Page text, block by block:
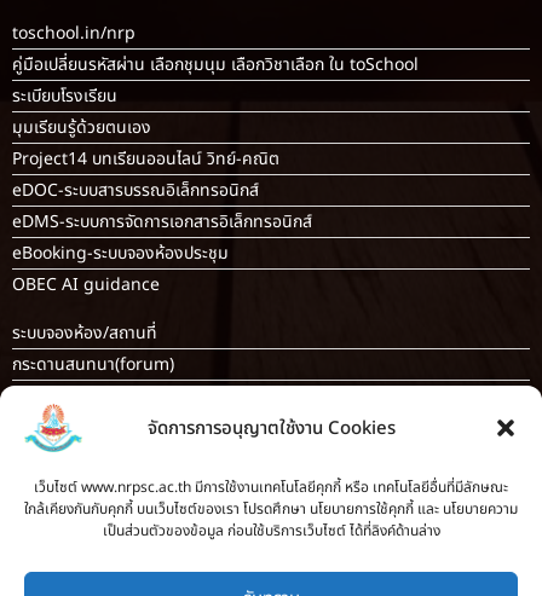
จัดการการอนุญาตใช้งาน Cookies
เว็บไซต์ www.nrpsc.ac.th มีการใช้งานเทคโนโลยีคุกกี้ หรือ เทคโนโลยีอื่นที่มีลักษณะ
ใกล้เคียงกันกับคุกกี้ บนเว็บไซต์ของเรา โปรดศึกษา นโยบายการใช้คุกกี้ และ นโยบายความ
เป็นส่วนตัวของข้อมูล ก่อนใช้บริการเว็บไซต์ ได้ที่ลิงค์ด้านล่าง
toschool.in/nrp
คู่มือเปลี่ยนรหัสผ่าน เลือกชุมนุม เลือกวิชาเลือก ใน toSchool
ระเบียบโรงเรียน
มุมเรียนรู้ด้วยตนเอง
Project14 บทเรียนออนไลน์ วิทย์-คณิต
eDOC-ระบบสารบรรณอิเล็กทรอนิกส์
eDMS-ระบบการจัดการเอกสารอิเล็กทรอนิกส์
eBooking-ระบบจองห้องประชุม
OBEC AI guidance
ระบบจองห้อง/สถานที่
กระดานสนทนา(forum)
ระบบส่งแผนการสอนออนไลน์
ระบบนิเทศการจัดการเรียนการสอน
บันทึกข้อมูลเกียรติบัตร/รายงานการอบรม
ทะเบียนคำสั่ง
สำหรับครู [
ลากิจส่วนตัว/ลาป่วย/ไปราชการ